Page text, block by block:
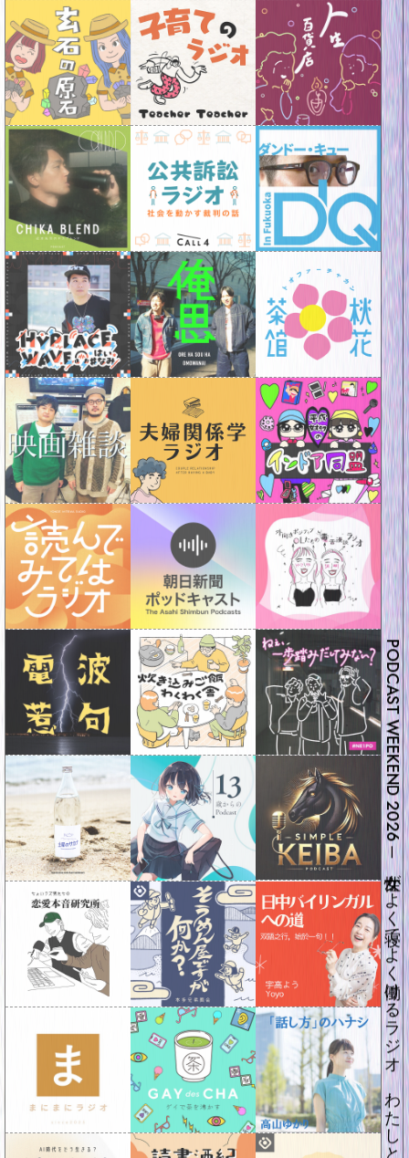
PODCAST WEEKEND 2026 ─ 女性がよく寝てよく働けるラジオ わたしとねむり研究所 〈 5/10 Sun 10:00 - 18:00 〉